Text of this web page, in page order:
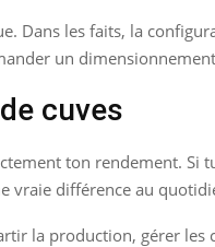
Dans les faits, la
un
cuves
ton rendement.
vraie différence au
la production, gérer